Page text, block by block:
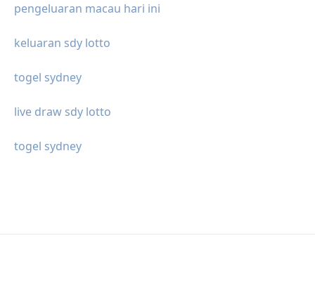
pengeluaran macau hari ini
keluaran sdy lotto
togel sydney
live draw sdy lotto
togel sydney